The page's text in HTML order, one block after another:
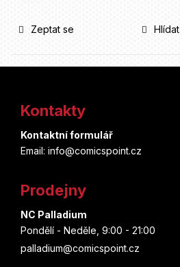
Zeptat se Hlídat
Kontakty
Kontaktní formulář
Email: info@comicspoint.cz
Prodejny
NC Palladium
Pondělí - Neděle, 9:00 - 21:00
palladium@comicspoint.cz